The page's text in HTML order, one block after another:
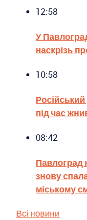
12:58
У
наскрізь
10:58
під час
08:42
Павлоград
знову
міському
Всі новини